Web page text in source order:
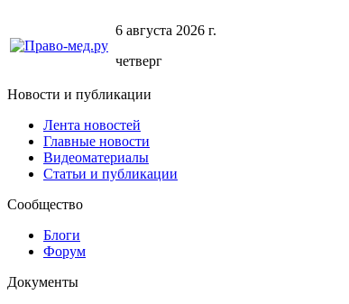
6 августа 2026 г.
четверг
Новости и публикации
Лента новостей
Главные новости
Видеоматериалы
Статьи и публикации
Сообщество
Блоги
Форум
Документы